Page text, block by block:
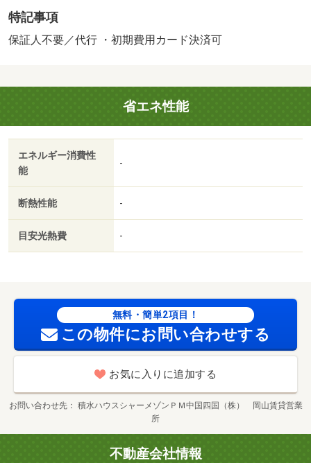
ゾンパートナーズ）・維持費等：町内会費月額２００円／
月・シャーメゾンライフＳＵＰＰＯＲＴ２４月額１，３２
特記事項
保証人不要／代行 ・初期費用カード決済可
省エネ性能
エネルギー消費性
能
-
断熱性能 -
目安光熱費 -
無料・簡単2項目！
この物件にお問い合わせする
お気に入りに追加する
お問い合わせ先
積水ハウスシャーメゾンＰＭ中国四国（株） 岡山賃貸営業
所
不動産会社情報